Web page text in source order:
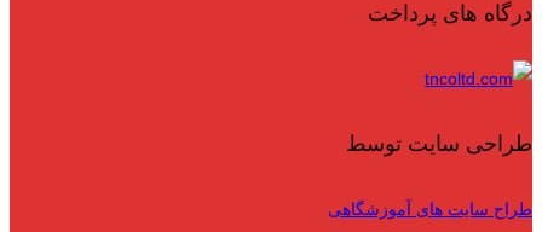
درگاه های پرداخت
طراحی سایت توسط
طراح سایت های آموزشگاهی